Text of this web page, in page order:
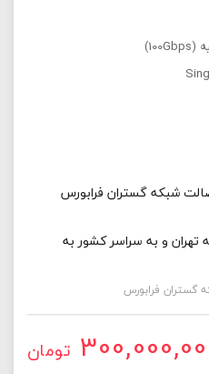
شبکه گستران فرابورس
تهران و به سراسر کشور به
گستران فرابورس
تومان